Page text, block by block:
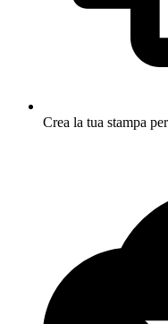
Crea la tua stampa